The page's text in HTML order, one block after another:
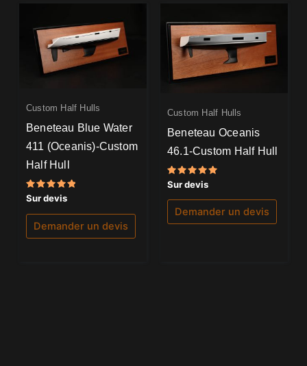
Custom Half Hulls
Beneteau Blue Water
411 (Oceanis)-Custom
Half Hull
Note
5.00
sur 5
Sur devis
Demander un devis
Custom Half Hulls
Beneteau Oceanis
46.1-Custom Half Hull
Note
5.00
sur 5
Sur devis
Demander un devis